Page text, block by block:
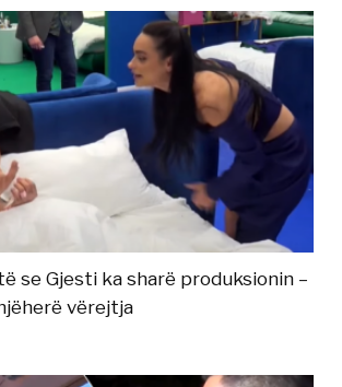
se Gjesti ka sharë produksionin –
vërejtja